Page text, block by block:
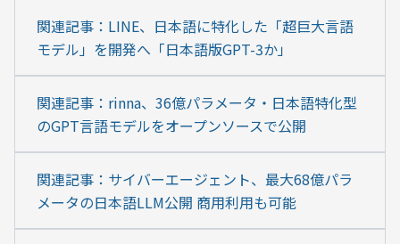
関連記事：LINE、日本語に特化した「超巨大言語
モデル」を開発へ「日本語版GPT-3か」
関連記事：rinna、36億パラメータ・日本語特化型
のGPT言語モデルをオープンソースで公開
関連記事：サイバーエージェント、最大68億パラ
メータの日本語LLM公開 商用利用も可能